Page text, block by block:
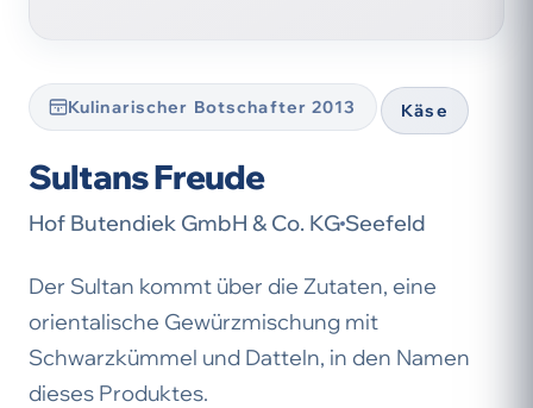
Kulinarischer Botschafter 2013 Käse
Sultans Freude
Hof Butendiek GmbH & Co. KG Seefeld
Der Sultan kommt über die Zutaten, eine
orientalische Gewürzmischung mit
Schwarzkümmel und Datteln, in den Namen
dieses Produktes.